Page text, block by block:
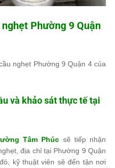
Phường 9 Quận
nghẹt Phường 9 Quận 4 của
và khảo sát thực tế tại
Tâm Phúc sẽ tiếp nhận
địa chỉ tại Phường 9 Quận
kỹ thuật viên sẽ đến tận nơi